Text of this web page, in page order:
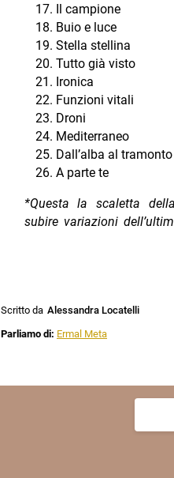
Il campione
Buio e luce
Stella stellina
Tutto già visto
Ironica
Funzioni vitali
Droni
Mediterraneo
Dall’alba al tramonto
A parte te
*Questa la scaletta
subire variazioni
Scritto da Alessandra Locatelli
Parliamo di: Ermal Meta